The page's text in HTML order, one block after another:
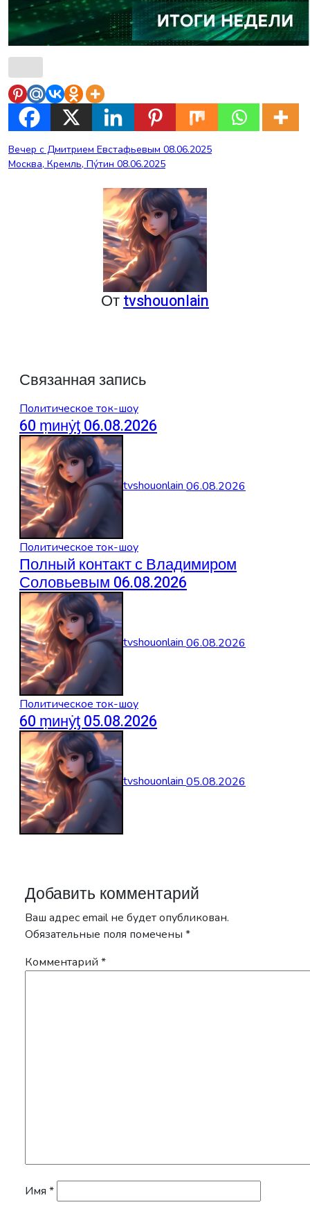
Навигация
по
Вечер с Дмитрием Евстафьевым 08.06.2025
Москва, Кремль, Пýтин 08.06.2025
Отtvshouonlain
Связанная запись
Политическое ток-шоу
60 ṃинẏƫ 06.08.2026
tvshouonlain06.08.2026
Политическое ток-шоу
Полный контакт с Владимиром
Соловьевым 06.08.2026
tvshouonlain06.08.2026
Политическое ток-шоу
60 ṃинẏƫ 05.08.2026
tvshouonlain05.08.2026
Добавить комментарий
Ваш адрес email не будет опубликован.
Обязательные поля помечены *
Комментарий *
Имя *